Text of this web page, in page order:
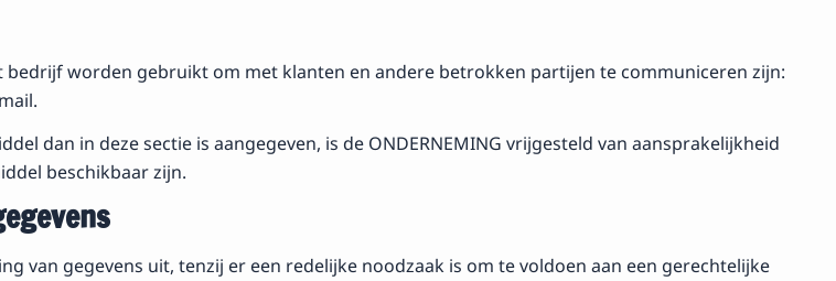
worden gebruikt om met klanten en andere betrokken partijen te communiceren zijn:
dan in deze sectie is aangegeven, is de ONDERNEMING vrijgesteld van aansprakelijkheid
beschikbaar zijn.
van gegevens uit, tenzij er een redelijke noodzaak is om te voldoen aan een gerechtelijke